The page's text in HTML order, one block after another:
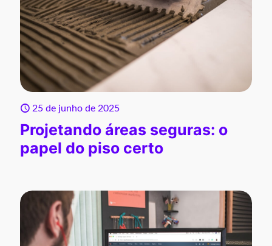
25 de junho de 2025
Projetando áreas seguras: o
papel do piso certo